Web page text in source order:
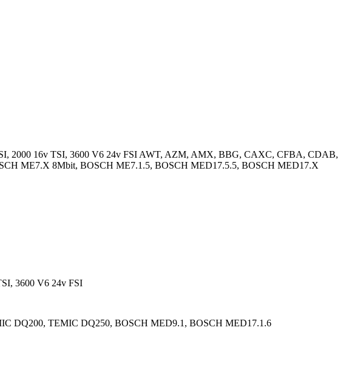
2000 16v TSI, 3600 V6 24v FSI AWT, AZM, AMX, BBG, CAXC, CFBA, CDAB,
ME7.X 8Mbit, BOSCH ME7.1.5, BOSCH MED17.5.5, BOSCH MED17.X
3600 V6 24v FSI
DQ200, TEMIC DQ250, BOSCH MED9.1, BOSCH MED17.1.6